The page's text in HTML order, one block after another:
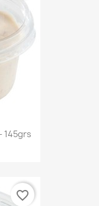
145grs
favorite_border